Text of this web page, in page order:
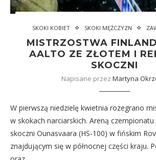
SKOKI KOBIET SKOKI MĘŻCZYZN
MISTRZOSTWA
AALTO ZE ZŁOTEM I
SKOCZNI
Napisane przez Martyna
W pierwszą niedzielę kwietnia rozegrano
w skokach narciarskich. Areną czempionatu
skoczni Ounasvaara (HS-100) w fińskim
znajdującym się w północnej części kraju.